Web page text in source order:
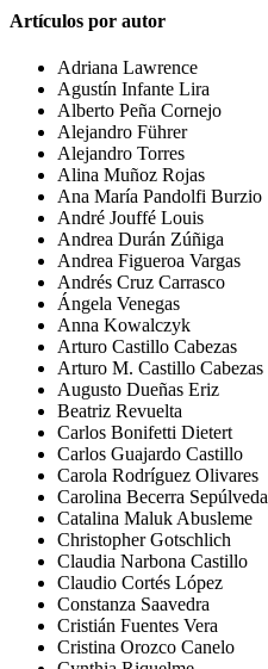
Artículos por autor
Adriana Lawrence
Agustín Infante Lira
Alberto Peña Cornejo
Alejandro Führer
Alejandro Torres
Alina Muñoz Rojas
Ana María Pandolfi Burzio
André Jouffé Louis
Andrea Durán Zúñiga
Andrea Figueroa Vargas
Andrés Cruz Carrasco
Ángela Venegas
Anna Kowalczyk
Arturo Castillo Cabezas
Arturo M. Castillo Cabezas
Augusto Dueñas Eriz
Beatriz Revuelta
Carlos Bonifetti Dietert
Carlos Guajardo Castillo
Carola Rodríguez Olivares
Carolina Becerra Sepúlveda
Catalina Maluk Abusleme
Christopher Gotschlich
Claudia Narbona Castillo
Claudio Cortés López
Constanza Saavedra
Cristián Fuentes Vera
Cristina Orozco Canelo